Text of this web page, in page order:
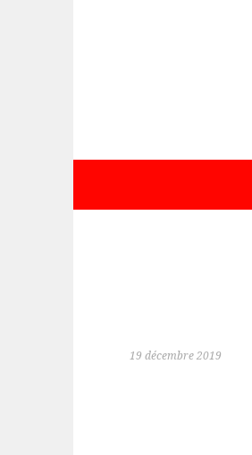
19 décembre 2019